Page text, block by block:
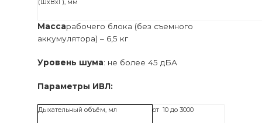
(ШхВхГ), мм
Массарабочего блока (без съемного
аккумулятора) – 6,5 кг
Уровень шума: не более 45 дБА
Параметры ИВЛ:
Дыхательный объём, мл от 10 до 3000